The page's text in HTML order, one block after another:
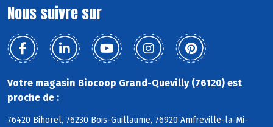
Nous suivre sur
Votre magasin Biocoop Grand-Quevilly (76120) est
proche de :
76420 Bihorel, 76230 Bois-Guillaume, 76920 Amfreville-la-Mi-